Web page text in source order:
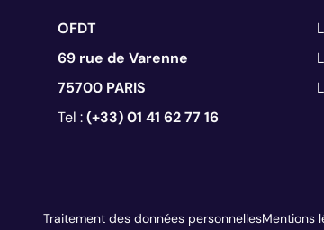
OFDT
69 rue de Varenne
75700 PARIS
Tel :(+33) 01 41 62 77 16
Traitement des données personnellesMentions